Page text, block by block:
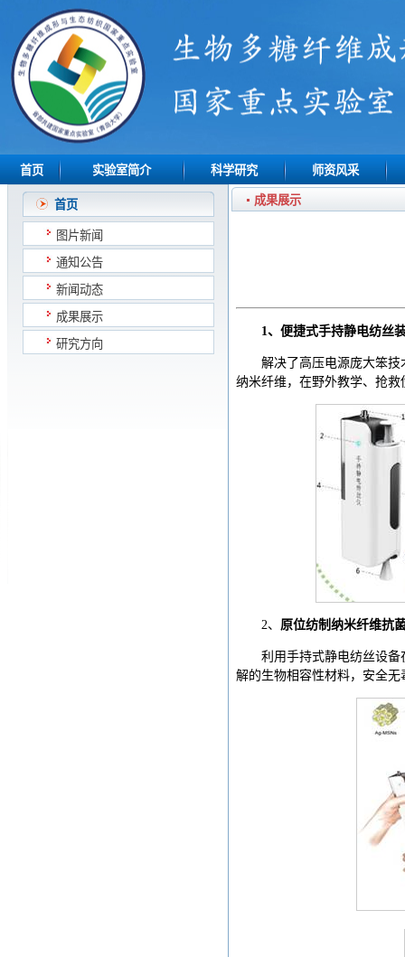
首页 实验室简介 科学研究 师资风采
首页
图片新闻
通知公告
新闻动态
成果展示
研究方向
成果展示
1、便捷式手持静电纺丝
解决了高压电源庞大笨
纳米纤维，在野外教学、抢
2、 原位纺制纳米纤维抗
利用手持式静电纺丝设
解的生物相容性材料，安全